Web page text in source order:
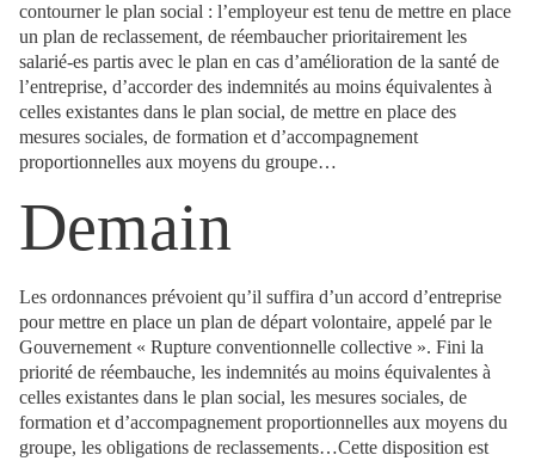
contourner le plan social : l’employeur est tenu de mettre en place
un plan de reclassement, de réembaucher prioritairement les
salarié-es partis avec le plan en cas d’amélioration de la santé de
l’entreprise, d’accorder des indemnités au moins équivalentes à
celles existantes dans le plan social, de mettre en place des
mesures sociales, de formation et d’accompagnement
proportionnelles aux moyens du groupe…
Demain
Les ordonnances prévoient qu’il suffira d’un accord d’entreprise
pour mettre en place un plan de départ volontaire, appelé par le
Gouvernement « Rupture conventionnelle collective ». Fini la
priorité de réembauche, les indemnités au moins équivalentes à
celles existantes dans le plan social, les mesures sociales, de
formation et d’accompagnement proportionnelles aux moyens du
groupe, les obligations de reclassements…Cette disposition est